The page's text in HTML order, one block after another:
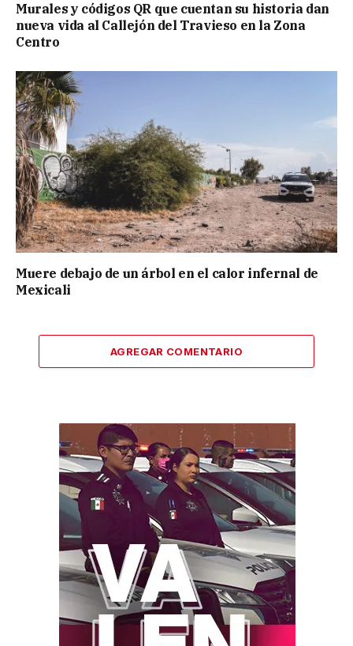
Murales y códigos QR que cuentan su historia dan
nueva vida al Callejón del Travieso en la Zona
Centro
Muere debajo de un árbol en el calor infernal de
Mexicali
AGREGAR COMENTARIO